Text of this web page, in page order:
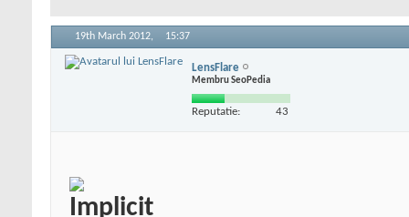
19th March 2012, 15:37
LensFlare
Membru SeoPedia
Reputatie: 43